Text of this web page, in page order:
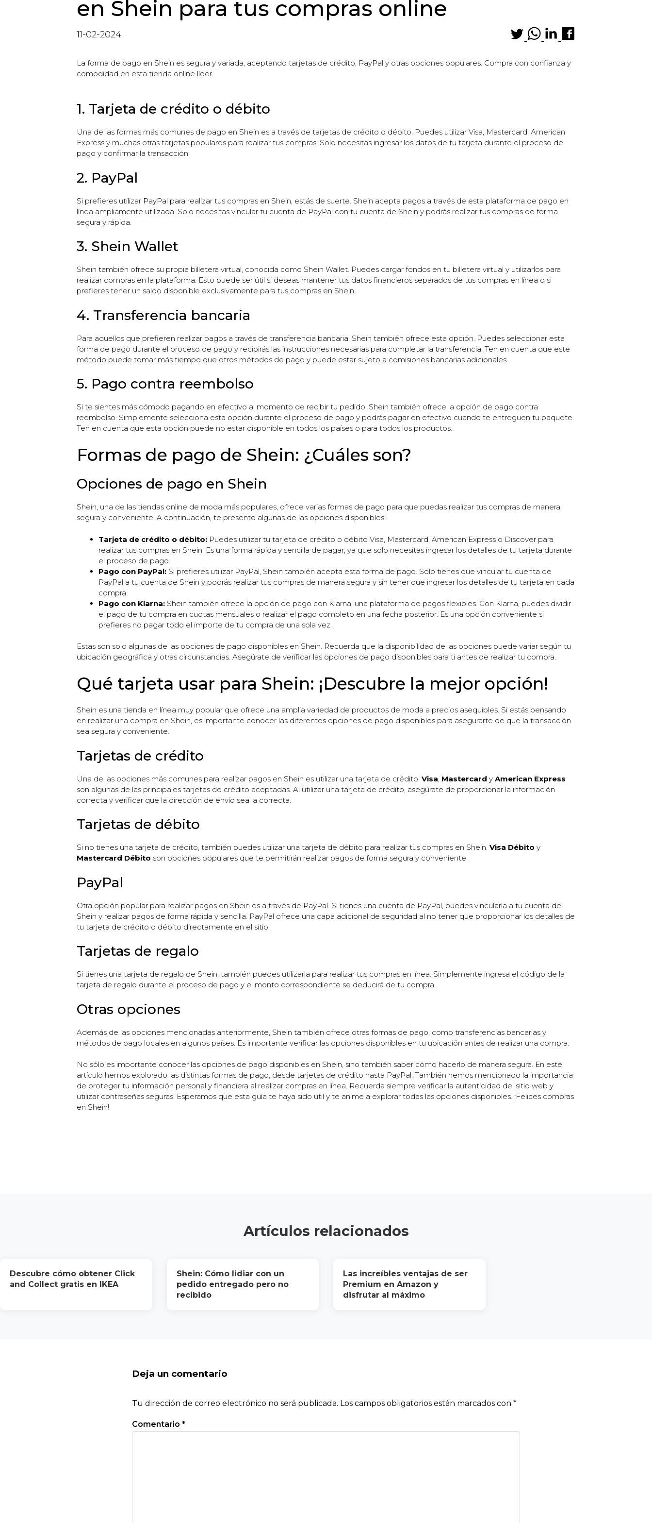
en Shein para tus compras online
11-02-2024
La forma de pago en Shein es segura y variada, aceptando tarjetas de crédito, PayPal y otras opciones populares. Compra con confianza y
comodidad en esta tienda online líder.
1. Tarjeta de crédito o débito
Una de las formas más comunes de pago en Shein es a través de tarjetas de crédito o débito. Puedes utilizar Visa, Mastercard, American
Express y muchas otras tarjetas populares para realizar tus compras. Solo necesitas ingresar los datos de tu tarjeta durante el proceso de
pago y confirmar la transacción.
2. PayPal
Si prefieres utilizar PayPal para realizar tus compras en Shein, estás de suerte. Shein acepta pagos a través de esta plataforma de pago en
línea ampliamente utilizada. Solo necesitas vincular tu cuenta de PayPal con tu cuenta de Shein y podrás realizar tus compras de forma
segura y rápida.
3. Shein Wallet
Shein también ofrece su propia billetera virtual, conocida como Shein Wallet. Puedes cargar fondos en tu billetera virtual y utilizarlos para
realizar compras en la plataforma. Esto puede ser útil si deseas mantener tus datos financieros separados de tus compras en línea o si
prefieres tener un saldo disponible exclusivamente para tus compras en Shein.
4. Transferencia bancaria
Para aquellos que prefieren realizar pagos a través de transferencia bancaria, Shein también ofrece esta opción. Puedes seleccionar esta
forma de pago durante el proceso de pago y recibirás las instrucciones necesarias para completar la transferencia. Ten en cuenta que este
método puede tomar más tiempo que otros métodos de pago y puede estar sujeto a comisiones bancarias adicionales.
5. Pago contra reembolso
Si te sientes más cómodo pagando en efectivo al momento de recibir tu pedido, Shein también ofrece la opción de pago contra
reembolso. Simplemente selecciona esta opción durante el proceso de pago y podrás pagar en efectivo cuando te entreguen tu paquete.
Ten en cuenta que esta opción puede no estar disponible en todos los países o para todos los productos.
Formas de pago de Shein: ¿Cuáles son?
Opciones de pago en Shein
Shein, una de las tiendas online de moda más populares, ofrece varias formas de pago para que puedas realizar tus compras de manera
segura y conveniente. A continuación, te presento algunas de las opciones disponibles:
Tarjeta de crédito o débito: Puedes utilizar tu tarjeta de crédito o débito Visa, Mastercard, American Express o Discover para
realizar tus compras en Shein. Es una forma rápida y sencilla de pagar, ya que solo necesitas ingresar los detalles de tu tarjeta durante
el proceso de pago.
Pago con PayPal: Si prefieres utilizar PayPal, Shein también acepta esta forma de pago. Solo tienes que vincular tu cuenta de
PayPal a tu cuenta de Shein y podrás realizar tus compras de manera segura y sin tener que ingresar los detalles de tu tarjeta en cada
compra.
Pago con Klarna: Shein también ofrece la opción de pago con Klarna, una plataforma de pagos flexibles. Con Klarna, puedes dividir
el pago de tu compra en cuotas mensuales o realizar el pago completo en una fecha posterior. Es una opción conveniente si
prefieres no pagar todo el importe de tu compra de una sola vez.
Estas son solo algunas de las opciones de pago disponibles en Shein. Recuerda que la disponibilidad de las opciones puede variar según tu
ubicación geográfica y otras circunstancias. Asegúrate de verificar las opciones de pago disponibles para ti antes de realizar tu compra.
Qué tarjeta usar para Shein: ¡Descubre la mejor opción!
Shein es una tienda en línea muy popular que ofrece una amplia variedad de productos de moda a precios asequibles. Si estás pensando
en realizar una compra en Shein, es importante conocer las diferentes opciones de pago disponibles para asegurarte de que la transacción
sea segura y conveniente.
Tarjetas de crédito
Una de las opciones más comunes para realizar pagos en Shein es utilizar una tarjeta de crédito. Visa Mastercard y American Express
son algunas de las principales tarjetas de crédito aceptadas. Al utilizar una tarjeta de crédito, asegúrate de proporcionar la información
correcta y verificar que la dirección de envío sea la correcta.
Tarjetas de débito
Si no tienes una tarjeta de crédito, también puedes utilizar una tarjeta de débito para realizar tus compras en Shein. Visa Débito y
Mastercard Débito son opciones populares que te permitirán realizar pagos de forma segura y conveniente.
PayPal
Otra opción popular para realizar pagos en Shein es a través de PayPal. Si tienes una cuenta de PayPal, puedes vincularla a tu cuenta de
Shein y realizar pagos de forma rápida y sencilla. PayPal ofrece una capa adicional de seguridad al no tener que proporcionar los detalles de
tu tarjeta de crédito o débito directamente en el sitio.
Tarjetas de regalo
Si tienes una tarjeta de regalo de Shein, también puedes utilizarla para realizar tus compras en línea. Simplemente ingresa el código de la
tarjeta de regalo durante el proceso de pago y el monto correspondiente se deducirá de tu compra.
Otras opciones
Además de las opciones mencionadas anteriormente, Shein también ofrece otras formas de pago, como transferencias bancarias y
métodos de pago locales en algunos países. Es importante verificar las opciones disponibles en tu ubicación antes de realizar una compra.
No sólo es importante conocer las opciones de pago disponibles en Shein, sino también saber cómo hacerlo de manera segura. En este
artículo hemos explorado las distintas formas de pago, desde tarjetas de crédito hasta PayPal. También hemos mencionado la importancia
de proteger tu información personal y financiera al realizar compras en línea. Recuerda siempre verificar la autenticidad del sitio web y
utilizar contraseñas seguras. Esperamos que esta guía te haya sido útil y te anime a explorar todas las opciones disponibles. ¡Felices compras
en Shein!
Artículos relacionados
Descubre cómo obtener Click
and Collect gratis en IKEA
Shein: Cómo lidiar con un
pedido entregado pero no
recibido
Las increíbles ventajas de ser
Premium en Amazon y
disfrutar al máximo
Deja un comentario
Tu dirección de correo electrónico no será publicada. Los campos obligatorios están marcados con *
Comentario *